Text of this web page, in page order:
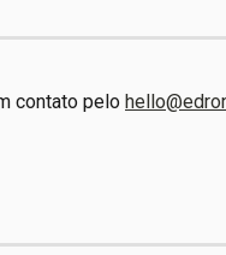
contato pelo